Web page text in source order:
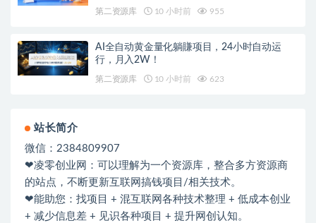
第二资源库 10 小时前 955
AI全自动黄金量化躺賺项目，24小时自动运
行，月入2W！
第二资源库 10 小时前 623
站长简介
微信：2384809907
❤凌零创业网：可以理解为一个资源库，整合多方资源商
的站点，不断更新互联网搞钱项目/相关技术。
❤能助您：找项目 + 混互联网各种技术整理 + 低成本创业
+ 减少信息差 + 见识各种项目 + 提升网创认知。